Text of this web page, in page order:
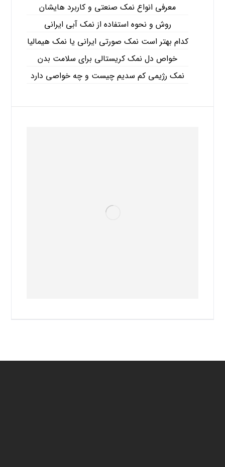
معرفی انواع نمک صنعتی و کاربرد هایشان
روش و نحوه استفاده از نمک آبی ایرانی
کدام بهتر است نمک صورتی ایرانی یا نمک هیمالیا
خواص دل نمک کریستالی برای سلامت بدن
نمک رژیمی کم سدیم چیست و چه خواصی دارد